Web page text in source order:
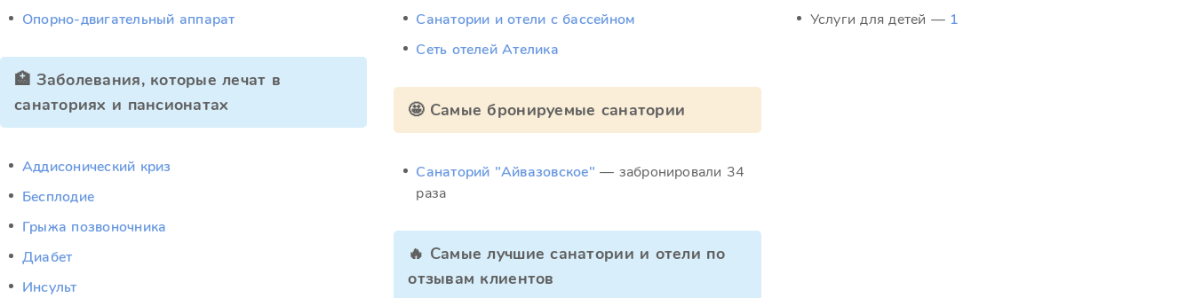
Опорно-двигательный аппарат
🏥 Заболевания, которые лечат в
санаториях и пансионатах
Аддисонический криз
Бесплодие
Грыжа позвоночника
Диабет
Инсульт
Санатории и отели с бассейном
Сеть отелей Ателика
🤩 Самые бронируемые санатории
Санаторий "Айвазовское" — забронировали 34
раза
🔥 Самые лучшие санатории и отели по
отзывам клиентов
Услуги для детей — 1